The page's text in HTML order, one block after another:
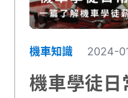
機車知識 2024-
機車學徒日